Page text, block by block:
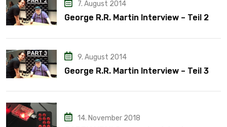
7. August 2014
George R.R. Martin Interview – Teil 2
9. August 2014
George R.R. Martin Interview – Teil 3
14. November 2018